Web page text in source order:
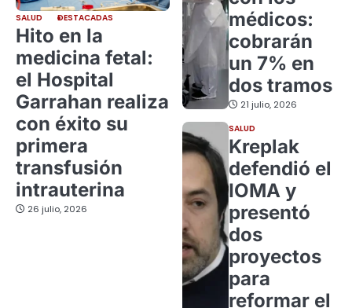
SALUD DESTACADAS
Hito en la
medicina fetal:
el Hospital
Garrahan realiza
con éxito su
primera
transfusión
intrauterina
26 julio, 2026
médicos:
cobrarán
un 7% en
dos tramos
21 julio, 2026
SALUD
Kreplak
defendió el
IOMA y
presentó
dos
proyectos
para
reformar el